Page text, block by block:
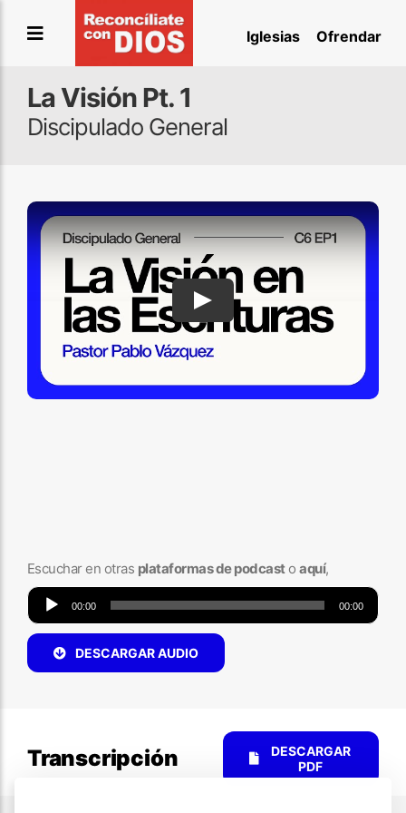
Iglesias Ofrendar
La Visión Pt. 1
Discipulado General
Play
Escuchar en otras plataformas de podcastoaquí,
Reproductor
de
audio
00:00 00:00
DESCARGAR AUDIO
Transcripción
DESCARGAR
PDF